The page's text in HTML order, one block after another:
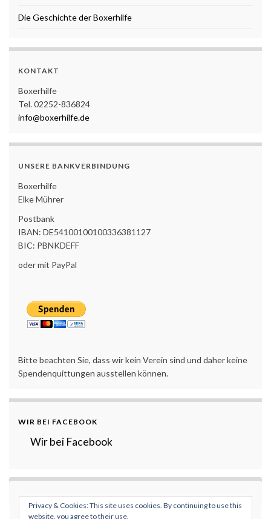
Die Geschichte der Boxerhilfe
KONTAKT
Boxerhilfe
Tel. 02252-836824
info@boxerhilfe.de
UNSERE BANKVERBINDUNG
Boxerhilfe
Elke Mührer
Postbank
IBAN: DE54100100100336381127
BIC: PBNKDEFF
oder mit PayPal
Bitte beachten Sie, dass wir kein Verein sind und daher keine
Spendenquittungen ausstellen können.
WIR BEI FACEBOOK
Wir bei Facebook
Privacy & Cookies: This site uses cookies. By continuing to use this
website, you agree to their use.